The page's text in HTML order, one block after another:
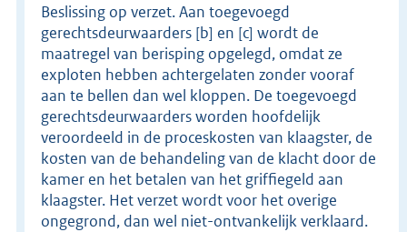
Beslissing op verzet. Aan toegevoegd
gerechtsdeurwaarders [b] en [c] wordt de
maatregel van berisping opgelegd, omdat ze
exploten hebben achtergelaten zonder vooraf
aan te bellen dan wel kloppen. De toegevoegd
gerechtsdeurwaarders worden hoofdelijk
veroordeeld in de proceskosten van klaagster, de
kosten van de behandeling van de klacht door de
kamer en het betalen van het griffiegeld aan
klaagster. Het verzet wordt voor het overige
ongegrond, dan wel niet-ontvankelijk verklaard.